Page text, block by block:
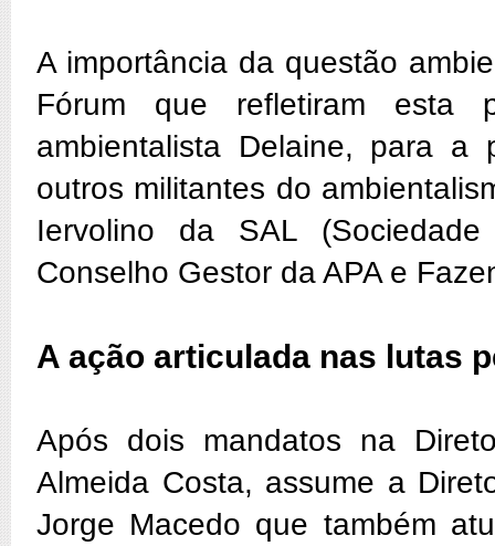
A importância da questão
Fórum que refletiram esta
ambientalista Delaine, para a
outros militantes do
Iervolino da SAL
Conselho Gestor da APA e
A ação articulada nas lutas
Após dois mandatos na
Almeida Costa, assume a
Jorge Macedo que também